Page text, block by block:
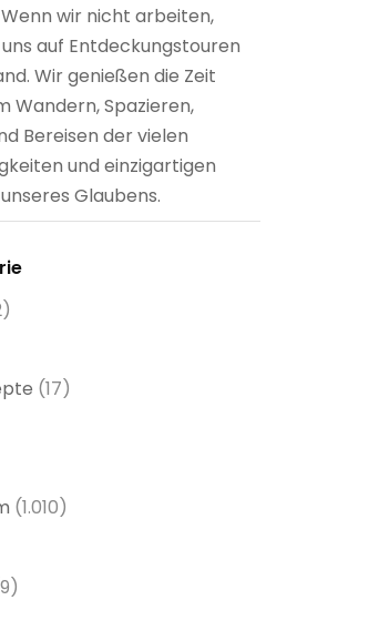
wir nicht arbeiten,
auf Entdeckungstouren
Wir genießen die Zeit
Wandern, Spazieren,
Bereisen der vielen
und einzigartigen
Glaubens.
(17)
(1.010)